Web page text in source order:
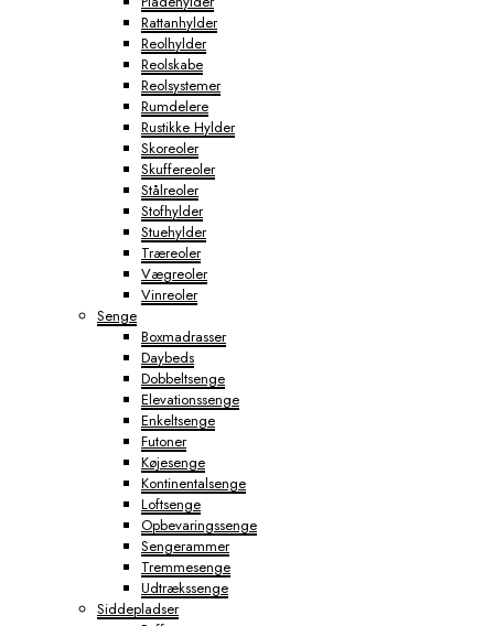
Rattanhylder
Reolhylder
Reolskabe
Reolsystemer
Rumdelere
Rustikke Hylder
Skoreoler
Skuffereoler
Stålreoler
Stofhylder
Stuehylder
Træreoler
Vægreoler
Vinreoler
Senge
Boxmadrasser
Daybeds
Dobbeltsenge
Elevationssenge
Enkeltsenge
Futoner
Køjesenge
Kontinentalsenge
Loftsenge
Opbevaringssenge
Sengerammer
Tremmesenge
Udtrækssenge
Siddepladser